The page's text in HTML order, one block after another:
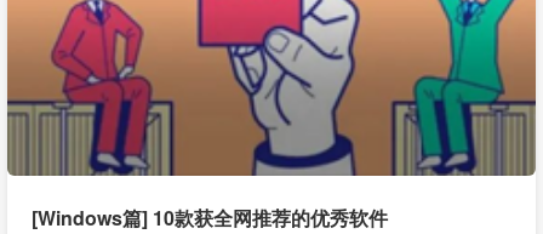
[Windows篇] 10款获全网推荐的优秀软件